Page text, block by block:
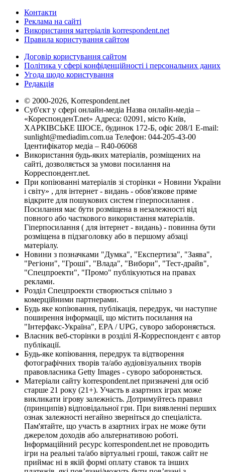
Контакти
Реклама на сайті
Використання матеріалів korrespondent.net
Правила користування сайтом
Договір користування сайтом
Політика у сфері конфіденційності і персональних даних
Угода щодо користування
Редакція
© 2000-2026, Korrespondent.net
Суб'єкт у сфері онлайн-медіа Назва онлайн-медіа –
«КореспонденТ.net» Адреса: 02091, місто Київ,
ХАРКІВСЬКЕ ШОСЕ, будинок 172-Б, офіс 208/1 E-mail:
sunlight@mediadim.com.ua Телефон: 044-205-43-00
Ідентифікатор медіа – R40-06068
Використання будь-яких матеріалів, розміщених на
сайті, дозволяється за умови посилання на
Корреспондент.net.
При копіюванні матеріалів зі сторінки « Новини України
і світу» , для інтернет - видань - обов'язкове пряме
відкрите для пошукових систем гіперпосилання .
Посилання має бути розміщена в незалежності від
повного або часткового використання матеріалів.
Гіперпосилання ( для інтернет - видань) - повинна бути
розміщена в підзаголовку або в першому абзаці
матеріалу.
Новини з позначками "Думка", "Експертиза", "Заява",
"Регіони", "Гроші", "Влада", "Вибори", "Тест-драйв",
"Спецпроекти", "Промо" публікуються на правах
реклами.
Розділ Спецпроекти створюється спільно з
комерційними партнерами.
Будь яке копіювання, публікація, передрук, чи наступне
поширення інформації, що містить посилання на
"Інтерфакс-Україна", EPA / UPG, суворо забороняється.
Власник веб-сторінки в розділі Я-Корреспондент є автор
публікації.
Будь-яке копіювання, передрук та відтворення
фотографічних творів та/або аудіовізуальних творів
правовласника Getty Images - суворо забороняється.
Матеріали сайту korrespondent.net призначені для осіб
старше 21 року (21+). Участь в азартних іграх може
викликати ігрову залежність. Дотримуйтесь правил
(принципів) відповідальної гри. При виявленні перших
ознак залежності негайно зверніться до спеціаліста.
Пам'ятайте, що участь в азартних іграх не може бути
джерелом доходів або альтернативою роботі.
Інформаційний ресурс korrespondent.net не проводить
ігри на реальні та/або віртуальні гроші, також сайт не
приймає ні в якій формі оплату ставок та інших